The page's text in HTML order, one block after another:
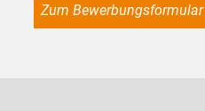
Zum Bewerbungsformular